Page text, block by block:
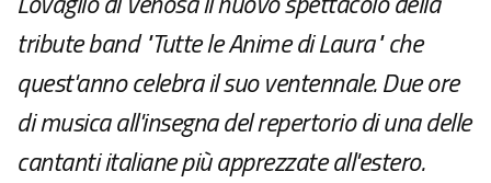
tribute band "Tutte le Anime di Laura" che
quest'anno celebra il suo ventennale. Due ore
di musica all'insegna del repertorio di una delle
cantanti italiane più apprezzate all'estero.